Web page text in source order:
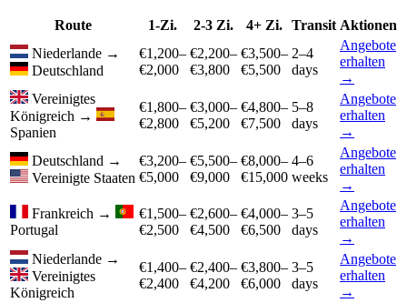
Route 1-Zi. 2-3 Zi. 4+ Zi. Transit Aktionen
Niederlande →
Deutschland
€1,200–
€2,000
€2,200–
€3,800
€3,500–
€5,500
2–4
days
Angebote
erhalten
→
Vereinigtes
Königreich →
Spanien
€1,800–
€2,800
€3,000–
€5,200
€4,800–
€7,500
5–8
days
Angebote
erhalten
→
Deutschland →
Vereinigte Staaten
€3,200–
€5,000
€5,500–
€9,000
€8,000–
€15,000
4–6
weeks
Angebote
erhalten
→
Frankreich →
Portugal
€1,500–
€2,500
€2,600–
€4,500
€4,000–
€6,500
3–5
days
Angebote
erhalten
→
Niederlande →
Vereinigtes
Königreich
€1,400–
€2,400
€2,400–
€4,200
€3,800–
€6,000
3–5
days
Angebote
erhalten
→